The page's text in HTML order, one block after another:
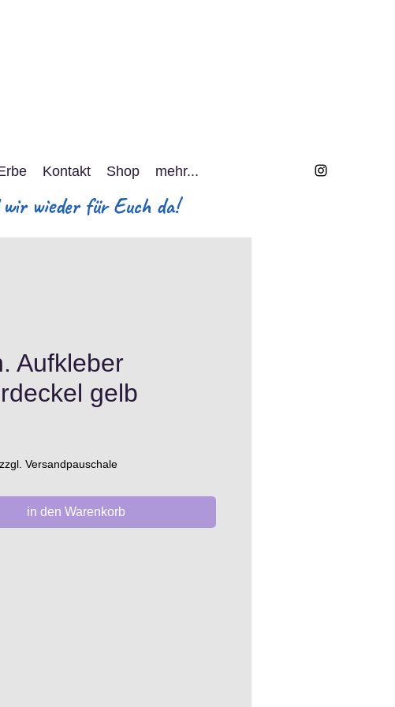
Kontakt Shop mehr...
wieder für Euch da!
Aufkleber
gelb
zzgl. Versandpauschale
in den Warenkorb